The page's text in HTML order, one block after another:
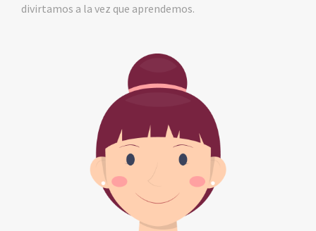
divirtamos a la vez que aprendemos.